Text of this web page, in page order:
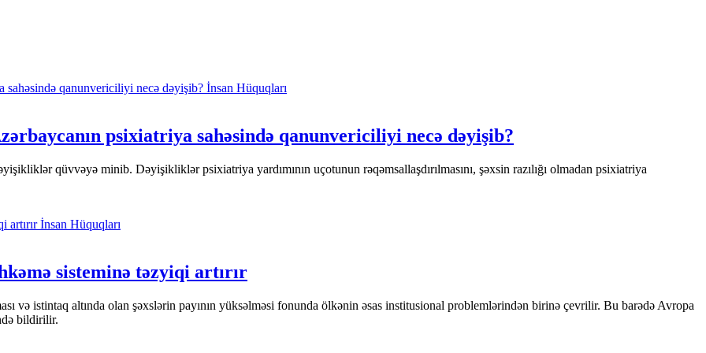
İnsan Hüquqları
psixiatriya sahəsində qanunvericiliyi necə dəyişib?
qüvvəyə minib. Dəyişikliklər psixiatriya yardımının uçotunun rəqəmsallaşdırılmasını, şəxsin razılığı olmadan psixiatriya
İnsan Hüquqları
sisteminə təzyiqi artırır
və istintaq altında olan şəxslərin payının yüksəlməsi fonunda ölkənin əsas institusional problemlərindən birinə çevrilir. Bu barədə Avropa
bildirilir.